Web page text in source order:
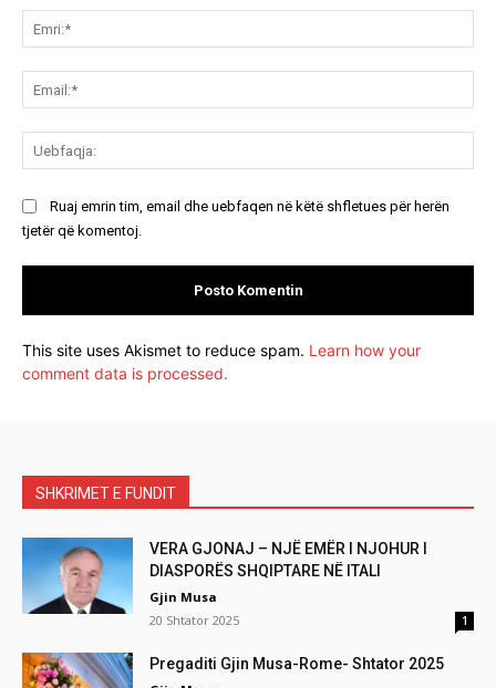
Ruaj emrin tim, email dhe uebfaqen në këtë shfletues për herën
tjetër që komentoj.
This site uses Akismet to reduce spam. Learn how your
comment data is processed.
SHKRIMET E FUNDIT
VERA GJONAJ – NJË EMËR I NJOHUR I
DIASPORËS SHQIPTARE NË ITALI
Gjin Musa
20 Shtator 2025
1
Pregaditi Gjin Musa-Rome- Shtator 2025